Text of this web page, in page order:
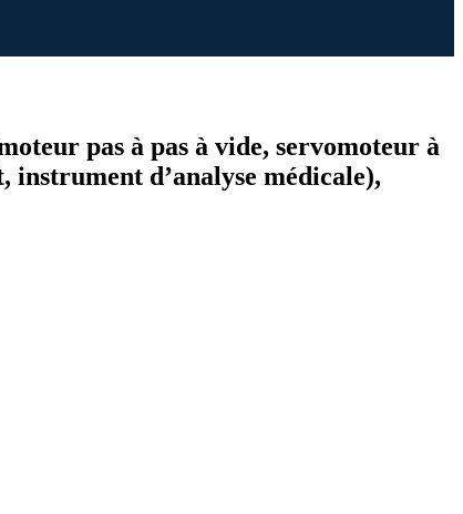
pas à pas à vide, servomoteur à
d’analyse médicale),